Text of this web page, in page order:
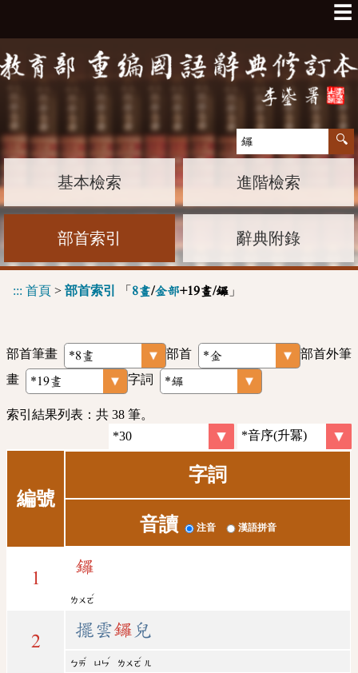
☰
基本檢索 進階檢索
部首索引 辭典附錄
::: 首頁 > 部首索引 「 8畫/金部+19畫/鑼 」
部首筆畫 部首
部首外筆
畫
字詞
索引結果列表：共 38 筆。
編號
字詞
音讀 注音 漢語拼音
1
鑼
ㄌㄨㄛ
ˊ
2
擺雲鑼 兒
ㄅㄞ
ˇ
ㄩㄣ
ˊ
ㄌㄨㄛ
ˊ
ㄦ